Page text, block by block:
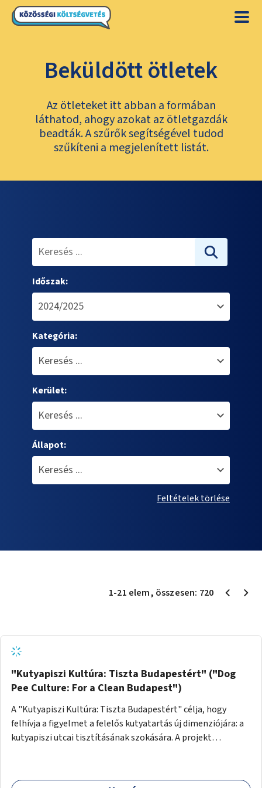
Beküldött ötletek
Az ötleteket itt abban a formában
láthatod, ahogy azokat az ötletgazdák
beadták. A szűrők segítségével tudod
szűkíteni a megjelenített listát.
Időszak:
Kategória:
Kerület:
Állapot:
Feltételek törlése
1-21 elem, összesen: 720
"Kutyapiszi Kultúra: Tiszta Budapestért" ("Dog
Pee Culture: For a Clean Budapest")
A "Kutyapiszi Kultúra: Tiszta Budapestért" célja, hogy
felhívja a figyelmet a felelős kutyatartás új dimenziójára: a
kutyapiszi utcai tisztításának szokására. A projekt
palack vízzel öblítsék le azt, ezzel hozzájárulva a tiszta,